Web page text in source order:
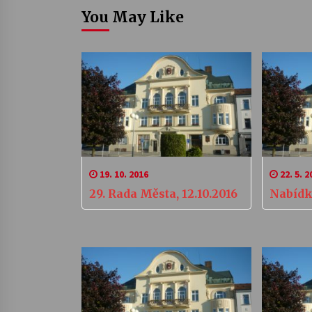
You May Like
19. 10. 2016
29. Rada Města, 12.10.2016
22. 5.